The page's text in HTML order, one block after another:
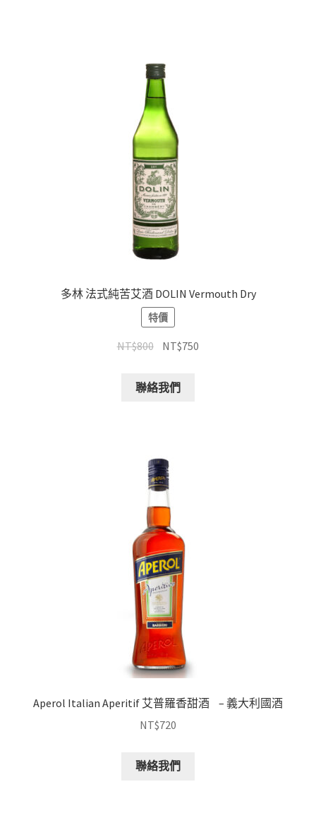
多林 法式純苦艾酒 DOLIN Vermouth Dry
特價
NT$800 NT$750
聯絡我們
Aperol Italian Aperitif 艾普羅香甜酒 – 義大利國酒
NT$720
聯絡我們